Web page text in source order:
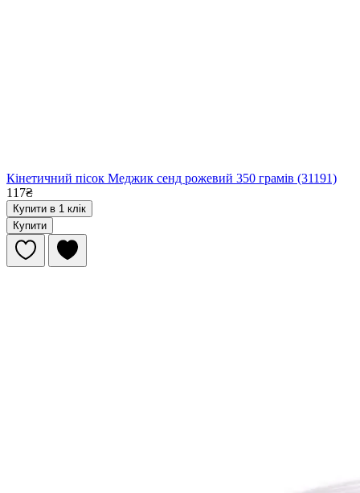
Кінетичний пісок Меджик сенд рожевий 350 грамів (31191)
117₴
Купити в 1 клік
Купити